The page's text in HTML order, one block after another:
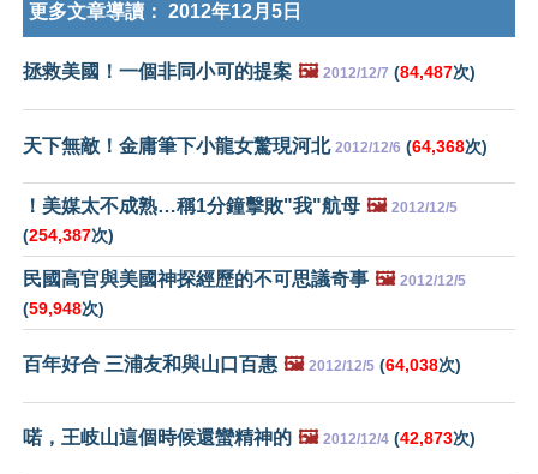
更多文章導讀： 2012年12月5日
拯救美國！一個非同小可的提案 🖼️ 2012/12/7 (84,487次)
天下無敵！金庸筆下小龍女驚現河北 2012/12/6 (64,368次)
！美媒太不成熟…稱1分鐘擊敗"我"航母 🖼️ 2012/12/5
(254,387次)
民國高官與美國神探經歷的不可思議奇事 🖼️ 2012/12/5
(59,948次)
百年好合 三浦友和與山口百惠 🖼️ 2012/12/5 (64,038次)
喏，王岐山這個時候還蠻精神的 🖼️ 2012/12/4 (42,873次)